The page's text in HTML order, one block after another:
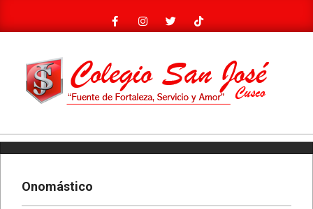
al
COLEGIO
SAN
JOSÉ
Menú
principalOnomástico